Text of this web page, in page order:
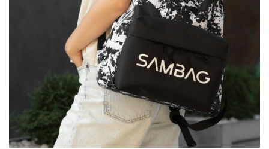
и
м
у